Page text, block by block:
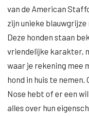
van de American
zijn unieke
Deze honden staan
vriendelijke karakter,
waar je rekening mee
hond in huis te
Nose hebt of er een
alles over hun